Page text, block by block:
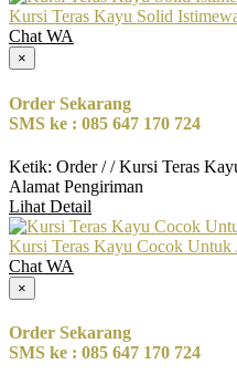
Kursi Teras Kayu Solid
Chat WA
×
Order Sekarang
SMS ke : 085 647 170 724
Ketik: Order / / Kursi Teras
Alamat Pengiriman
Lihat Detail
Kursi Teras Kayu Cocok
Chat WA
×
Order Sekarang
SMS ke : 085 647 170 724